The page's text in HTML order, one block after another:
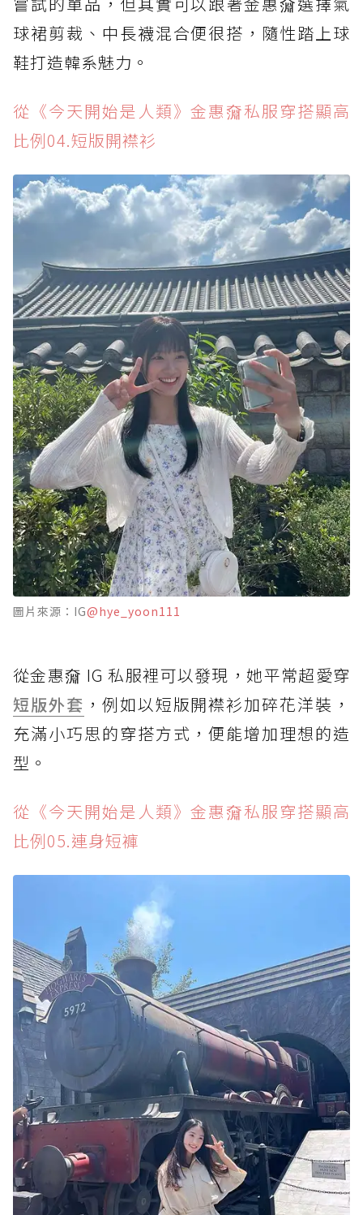
球裙剪裁、中長襪混合便很搭，隨性踏上球
鞋打造韓系魅力。
從《今天開始是人類》金惠奫私服穿搭顯高
比例04.短版開襟衫
圖片來源：IG@hye_yoon111
從金惠奫 IG 私服裡可以發現，她平常超愛穿
短版外套 ，例如以短版開襟衫加碎花洋裝，
充滿小巧思的穿搭方式，便能增加理想的造
型。
從《今天開始是人類》金惠奫私服穿搭顯高
比例05.連身短褲